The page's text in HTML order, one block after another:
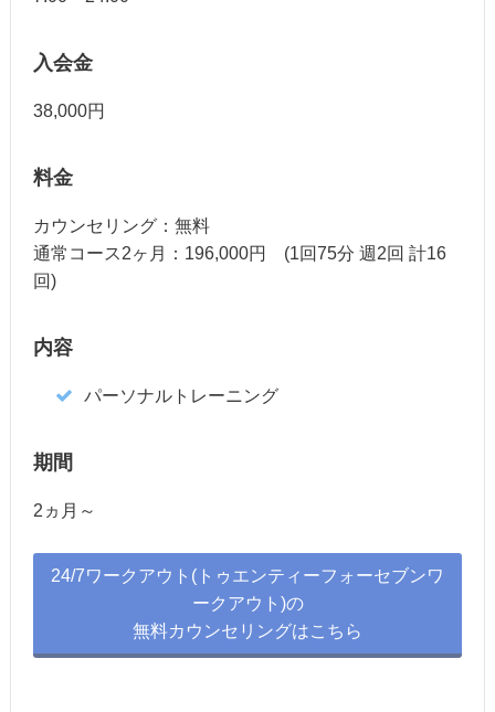
入会金
38,000円
料金
カウンセリング：無料
通常コース2ヶ月：196,000円 (1回75分 週2回 計16
回)
内容
パーソナルトレーニング
期間
2ヵ月～
24/7ワークアウト(トゥエンティーフォーセブンワ
ークアウト)の
無料カウンセリングはこちら